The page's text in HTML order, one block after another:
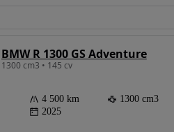
BMW R 1300 GS Adventure
1300 cm3 • 145 cv
4 500 km 1300 cm3
2025